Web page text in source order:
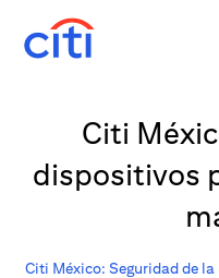
Citi
dispositivos
Citi México: Seguridad de